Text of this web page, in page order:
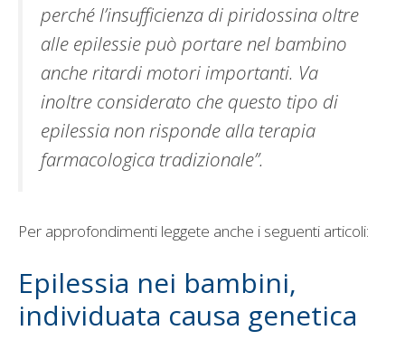
perché l’insufficienza di piridossina oltre
alle epilessie può portare nel bambino
anche ritardi motori importanti. Va
inoltre considerato che questo tipo di
epilessia non risponde alla terapia
farmacologica tradizionale”.
Per approfondimenti leggete anche i seguenti articoli:
Epilessia nei bambini,
individuata causa genetica